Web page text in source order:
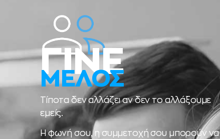
ΓΙΝΕ
ΜΕΛΟΣ
Τίποτα δεν αλλάζει αν δεν το αλλάξουμε
εμείς.
Η φωνή σου, η συμμετοχή σου μπορούν να